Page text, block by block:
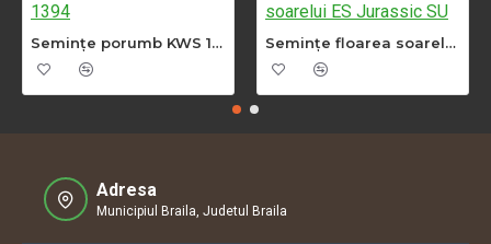
Semințe porumb KWS 1394 Semințe floarea soarelui ES Jurassic SU
Adresa
Municipiul Braila, Judetul Braila